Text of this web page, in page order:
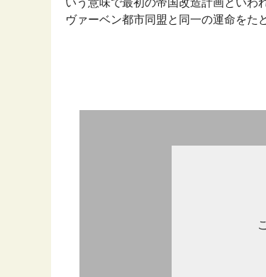
いう意味で最初の帝国改造計画といわ
ヴァーベン都市同盟と同一の運命をた